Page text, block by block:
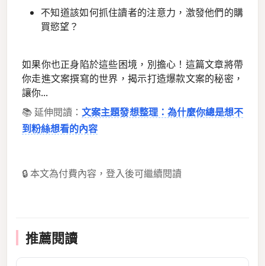
不知道該如何抓住讀者的注意力，激發他們的購
買慾望？
如果你也正身陷於這些困境，別擔心！這篇文章將帶
你走進文案撰寫的世界，揭示打造爆款文案的秘密，
讓你...
📚 延伸閱讀：文案主題發想整理：為什麼你總是想不
到粉絲想看的內容
🔒 本文為付費內容，登入後可繼續閱讀
推薦閱讀